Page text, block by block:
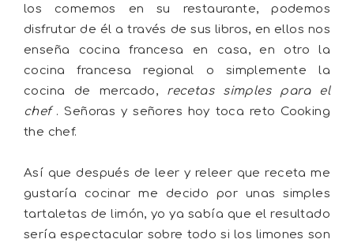
los comemos en su restaurante, podemos
disfrutar de él a través de sus libros, en ellos nos
enseña cocina francesa en casa, en otro la
cocina francesa regional o simplemente la
cocina de mercado, recetas simples para el
chef . Señoras y señores hoy toca reto Cooking
the chef.
Así que después de leer y releer que receta me
gustaría cocinar me decido por unas simples
tartaletas de limón, yo ya sabía que el resultado
sería espectacular sobre todo si los limones son